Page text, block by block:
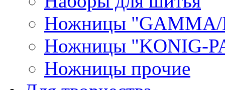
Ножницы "GAMMA/
Ножницы "KONIG-
Ножницы прочие